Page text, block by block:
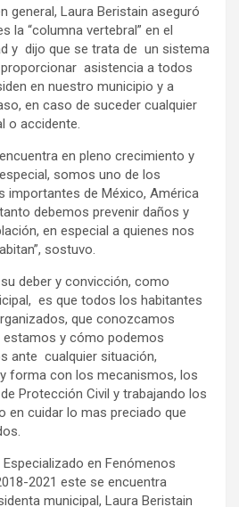
general, Laura Beristain aseguró
la “columna vertebral” en el
y dijo que se trata de un sistema
asistencia a todos
en nuestro municipio y a
en caso de suceder cualquier
o accidente.
en pleno crecimiento y
somos uno de los
importantes de México, América
debemos prevenir daños y
en especial a quienes nos
sostuvo.
deber y convicción, como
es que todos los habitantes
que conozcamos
y cómo podemos
ante cualquier situación,
forma con los mecanismos, los
Protección Civil y trabajando los
en cuidar lo mas preciado que
en Fenómenos
2021 este se encuentra
municipal, Laura Beristain